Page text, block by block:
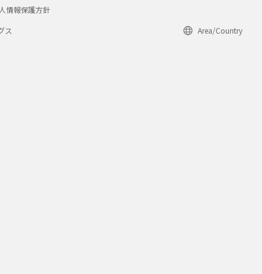
情報保護方針
ス Area/Country